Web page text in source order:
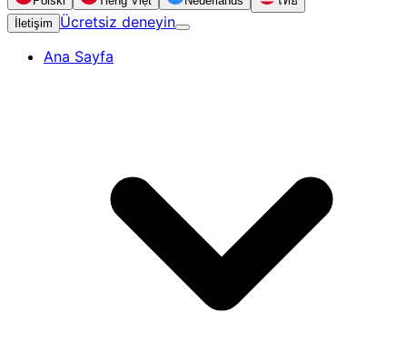
İletişim
Ücretsiz deneyin
Ana Sayfa